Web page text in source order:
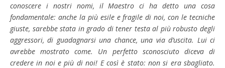
conoscere i nostri nomi, il Maestro ci ha detto una cosa
fondamentale: anche la più esile e fragile di noi, con le tecniche
giuste, sarebbe stata in grado di tener testa al più robusto degli
aggressori, di guadagnarsi una chance, una via d’uscita. Lui ci
avrebbe mostrato come. Un perfetto sconosciuto diceva di
credere in noi e più di noi! E così è stato: non si era sbagliato.